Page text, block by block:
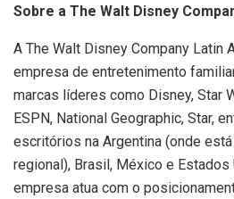
Sobre a The Walt Disney
A The Walt Disney Company Latin
empresa de entretenimento
marcas líderes como Disney, Star
ESPN, National Geographic, Star,
escritórios na Argentina (onde
regional), Brasil, México e Estados
empresa atua com o